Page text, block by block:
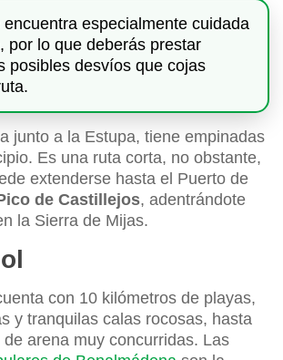
especialmente cuidada
por lo que deberás prestar
posibles desvíos que cojas
junto a la Estupa, tiene empinadas
Es una ruta corta, no obstante,
extenderse hasta el Puerto de
de Castillejos, adentrándote
la Sierra de Mijas.
con 10 kilómetros de playas,
y tranquilas calas rocosas, hasta
arena muy concurridas. Las